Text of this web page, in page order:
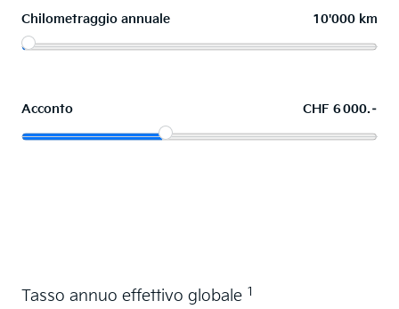
Chilometraggio annuale 10'000 km
Acconto CHF 6 000.–
Tasso annuo effettivo globale 1